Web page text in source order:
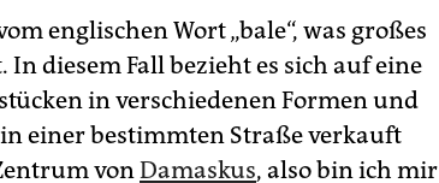
englischen Wort „bale“, was großes
diesem Fall bezieht es sich auf eine
in verschiedenen Formen und
einer bestimmten Straße verkauft
vonDamaskus, also bin ich mir